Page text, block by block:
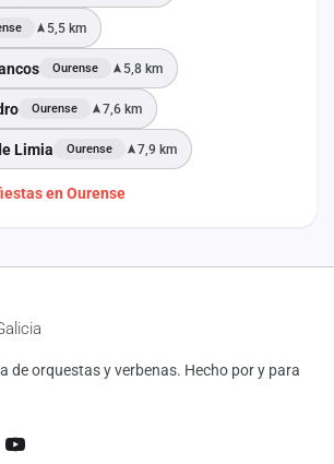
5,5 km
Ourense 5,8 km
Ourense 7,6 km
Limia Ourense 7,9 km
en Ourense
de orquestas y verbenas. Hecho por y para